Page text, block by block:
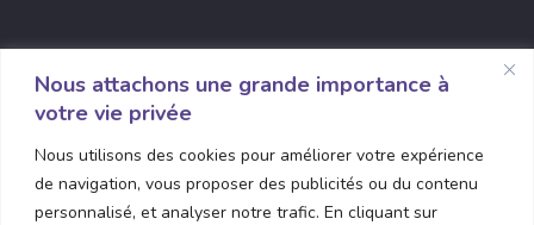
Nous attachons une grande importance à
votre vie privée
Nous utilisons des cookies pour améliorer votre expérience
de navigation, vous proposer des publicités ou du contenu
personnalisé, et analyser notre trafic. En cliquant sur
1135 Grande Allée O Bureau 310
Québec, Quebec G1S 1E7
contact@connexence.com